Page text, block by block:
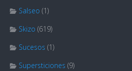
Salseo (1)
Skizo (619)
Sucesos (1)
Supersticiones (9)